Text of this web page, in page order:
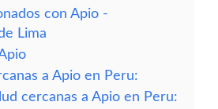
con Apio -
Lima
a Apio en Peru:
cercanas a Apio en Peru: